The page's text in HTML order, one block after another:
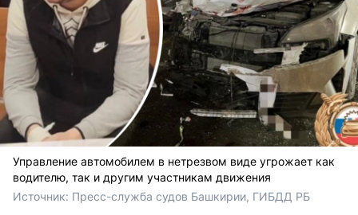
Управление автомобилем в нетрезвом виде угрожает как
водителю, так и другим участникам движения
Источник: Пресс-служба судов Башкирии, ГИБДД РБ